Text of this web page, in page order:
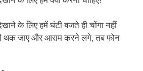
के लिए हमें घंटी बजते ही चोंगा नहीं
थक जाए और आराम करने लगे, तब फोन